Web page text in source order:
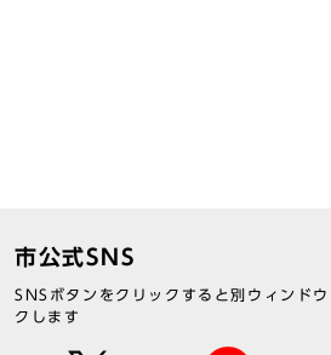
市公式SNS
SNSボタンをクリックすると別ウィンド
クします